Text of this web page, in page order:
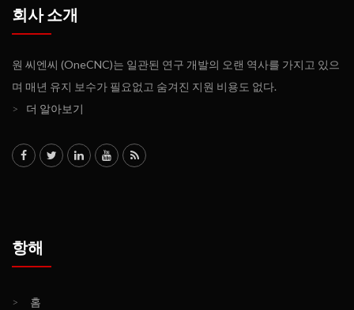
회사 소개
원 씨엔씨 (OneCNC)는 일관된 연구 개발의 오랜 역사를 가지고 있으
며 매년 유지 보수가 필요없고 숨겨진 지원 비용도 없다.
>
더 알아보기
항해
> 홈